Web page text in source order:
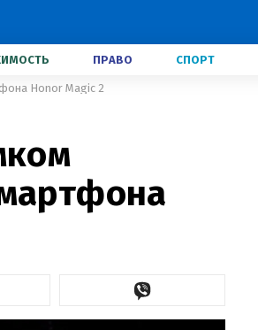
ПРАВО СПОРТ
Honor Magic 2